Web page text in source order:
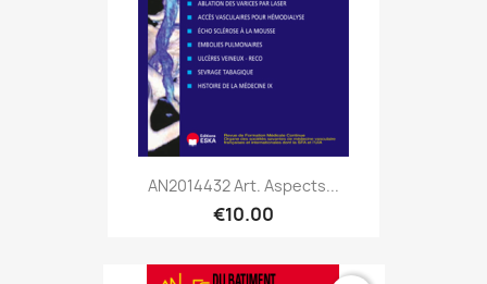
AN2014432 Art. Aspects...
€10.00